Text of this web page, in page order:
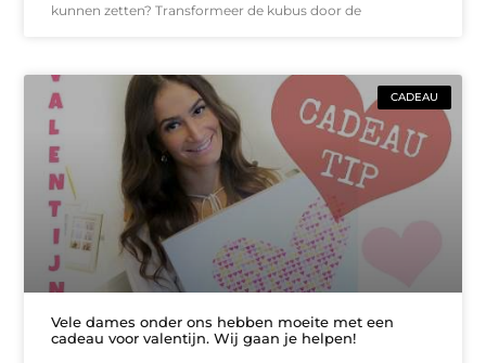
kunnen zetten? Transformeer de kubus door de
CADEAU
Vele dames onder ons hebben moeite met een
cadeau voor valentijn. Wij gaan je helpen!